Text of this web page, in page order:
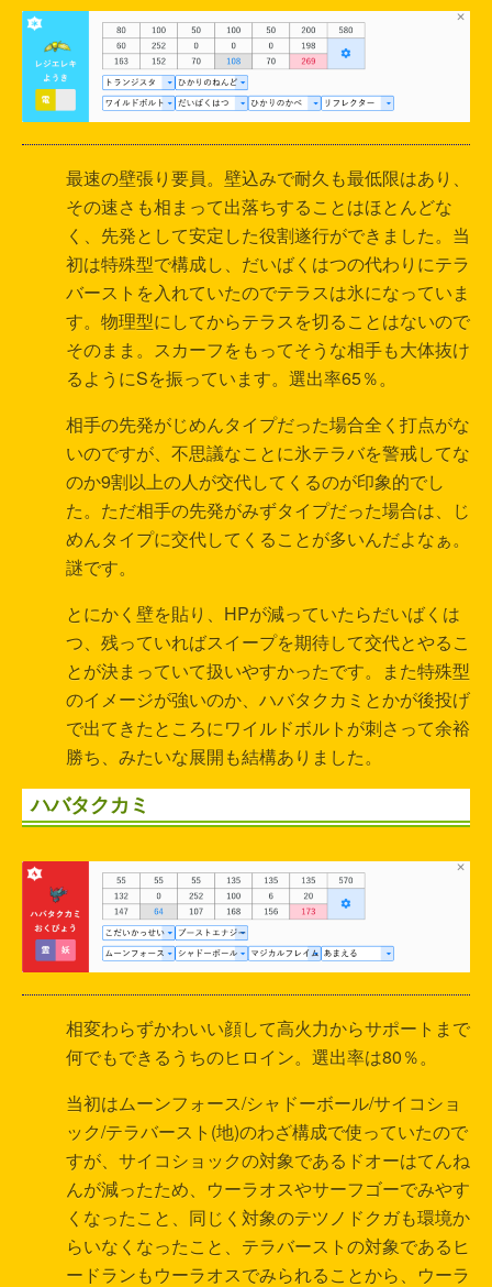
最速の壁張り要員。壁込みで耐久も最低限はあり、
その速さも相まって出落ちすることはほとんどな
く、先発として安定した役割遂行ができました。当
初は特殊型で構成し、だいばくはつの代わりにテラ
バーストを入れていたのでテラスは氷になっていま
す。物理型にしてからテラスを切ることはないので
そのまま。スカーフをもってそうな相手も大体抜け
るようにSを振っています。選出率65％。
相手の先発がじめんタイプだった場合全く打点がな
いのですが、不思議なことに氷テラバを警戒してな
のか9割以上の人が交代してくるのが印象的でし
た。ただ相手の先発がみずタイプだった場合は、じ
めんタイプに交代してくることが多いんだよなぁ。
謎です。
とにかく壁を貼り、HPが減っていたらだいばくは
つ、残っていればスイープを期待して交代とやるこ
とが決まっていて扱いやすかったです。また特殊型
のイメージが強いのか、ハバタクカミとかが後投げ
で出てきたところにワイルドボルトが刺さって余裕
勝ち、みたいな展開も結構ありました。
ハバタクカミ
相変わらずかわいい顔して高火力からサポートまで
何でもできるうちのヒロイン。選出率は80％。
当初はムーンフォース/シャドーボール/サイコショ
ック/テラバースト(地)のわざ構成で使っていたので
すが、サイコショックの対象であるドオーはてんね
んが減ったため、ウーラオスやサーフゴーでみやす
くなったこと、同じく対象のテツノドクガも環境か
らいなくなったこと、テラバーストの対象であるヒ
ードランもウーラオスでみられることから、ウーラ